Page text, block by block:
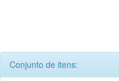
Conjunto de itens: